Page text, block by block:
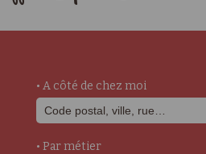
• A côté de chez moi
• Par métier